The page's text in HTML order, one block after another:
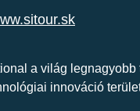
a világ legnagyobb
innováció